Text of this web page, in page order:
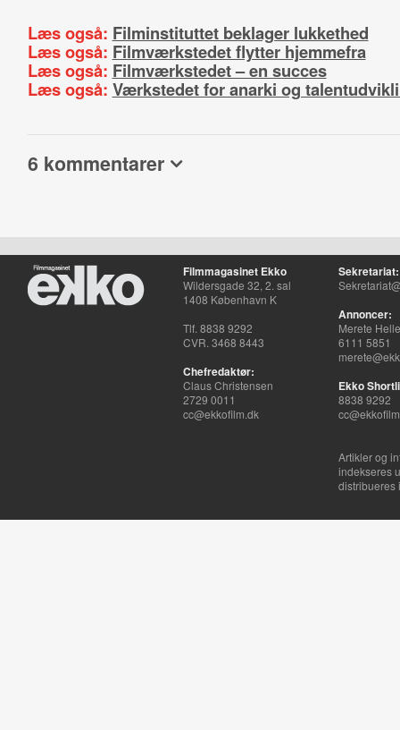
Læs også: Filminstituttet beklager lukkethed
Læs også: Filmværkstedet flytter hjemmefra
Læs også: Filmværkstedet – en succes
Læs også: Værkstedet for anarki og
6 kommentarer
Filmmagasinet Ekko
Wildersgade 32, 2. sal
1408 København K
Tlf. 8838 9292
CVR. 3468 8443
Chefredaktør:
Claus Christensen
2729 0011
cc@ekkofilm.dk
Sekretariat:
Annoncer:
Merete
6111 5851
Ekko
8838 9292
Artikler og
indekseres
distribueres